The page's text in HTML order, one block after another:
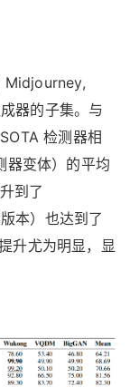
Midjourney,
器的子集。与
检测器相
器变体）的平均
到了
本）也达到了
升尤为明显，显